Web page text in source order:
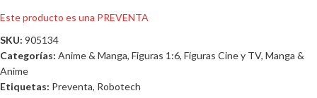
Este producto es una PREVENTA
SKU: 905134
Categorías: Anime & Manga, Figuras 1:6, Figuras Cine y TV, Manga &
Anime
Etiquetas: Preventa, Robotech